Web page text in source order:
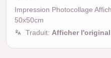
Impression Photocollage
50x50cm
Traduit: Afficher l'original